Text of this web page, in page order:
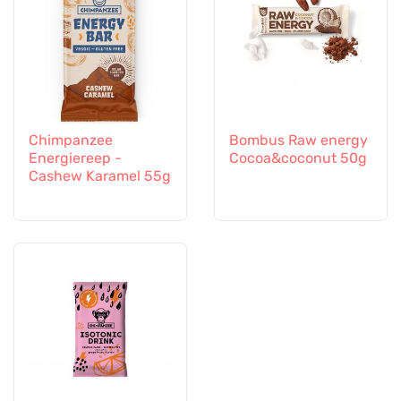
Chimpanzee
Energiereep -
Cashew Karamel 55g
Bombus Raw energy
Cocoa&coconut 50g